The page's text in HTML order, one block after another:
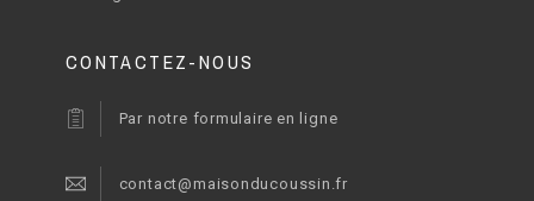
CONTACTEZ-NOUS
Par notre formulaire en ligne
contact@maisonducoussin.fr